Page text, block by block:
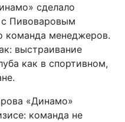
сделало
Пивоваровым
команда менеджеров.
выстраивание
как в спортивном,
«Динамо»
команда не